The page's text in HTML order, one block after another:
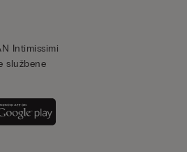
Intimissimi
službene